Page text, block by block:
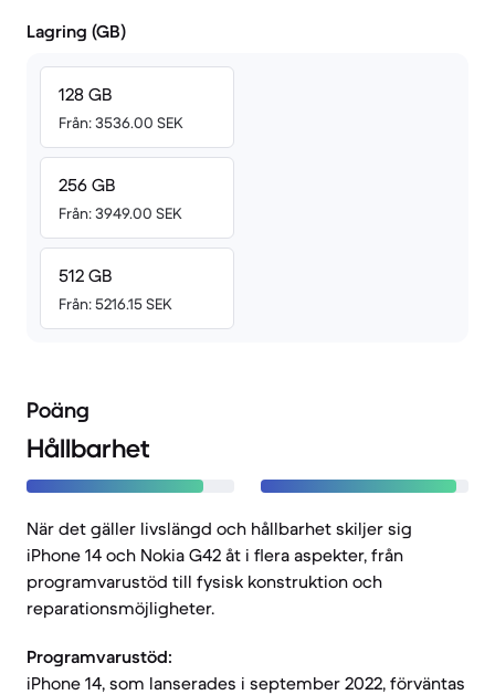
Lagring (GB)
128 GB
Från: 3536.00 SEK
256 GB
Från: 3949.00 SEK
512 GB
Från: 5216.15 SEK
Poäng
Hållbarhet
När det gäller livslängd och hållbarhet skiljer sig
iPhone 14 och Nokia G42 åt i flera aspekter, från
programvarustöd till fysisk konstruktion och
reparationsmöjligheter.
Programvarustöd:
iPhone 14, som lanserades i september 2022, förväntas